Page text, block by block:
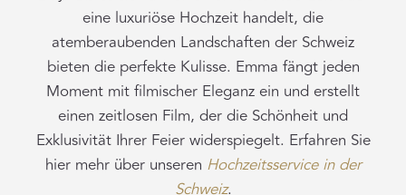
eine luxuriöse Hochzeit handelt, die
atemberaubenden Landschaften der Schweiz
bieten die perfekte Kulisse. Emma fängt jeden
Moment mit filmischer Eleganz ein und erstellt
einen zeitlosen Film, der die Schönheit und
Exklusivität Ihrer Feier widerspiegelt. Erfahren Sie
hier mehr über unseren Hochzeitsservice in der
Schweiz.